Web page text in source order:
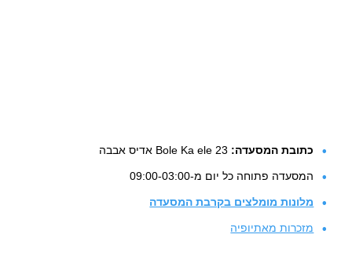
כתובת המסעדה:
המסעדה פתוחה כל יום מ-09:00-03:00
מלונות מומלצים בקרבת המסעדה
מזכרות מאתיופיה